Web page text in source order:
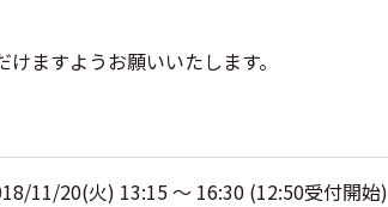
ますようお願いいたします。
11/20(火) 13:15 ～ 16:30 (12:50受付開始)